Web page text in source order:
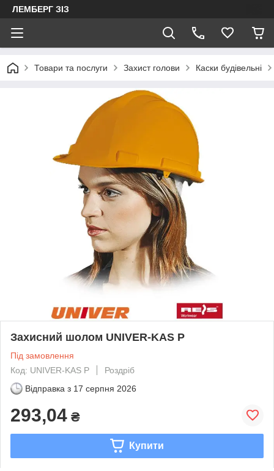
ЛЕМБЕРГ ЗІЗ
Товари та послуги Захист голови Каски будівельні
Захисний шолом UNIVER-KAS P
Під замовлення
Код: UNIVER-KAS P
Роздріб
Відправка з 17 серпня 2026
293,04 ₴
Купити